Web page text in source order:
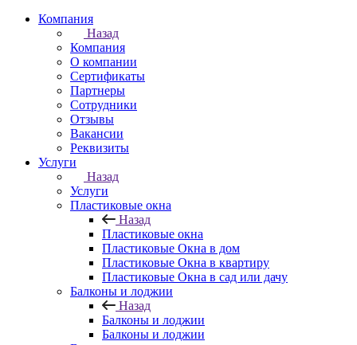
Компания
Назад
Компания
О компании
Сертификаты
Партнеры
Сотрудники
Отзывы
Вакансии
Реквизиты
Услуги
Назад
Услуги
Пластиковые окна
Назад
Пластиковые окна
Пластиковые Окна в дом
Пластиковые Окна в квартиру
Пластиковые Окна в сад или дачу
Балконы и лоджии
Назад
Балконы и лоджии
Балконы и лоджии